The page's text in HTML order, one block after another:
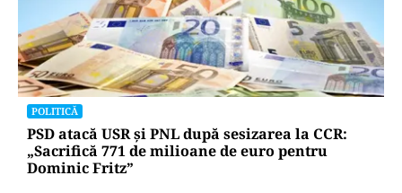
POLITICĂ
PSD atacă USR și PNL după sesizarea la CCR:
„Sacrifică 771 de milioane de euro pentru
Dominic Fritz”